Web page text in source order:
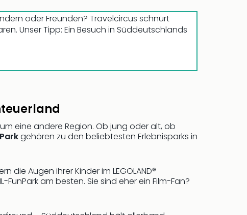
oder Freunden? Travelcircus schnürt
Unser Tipp: Ein Besuch in Süddeutschlands
eine andere Region. Ob jung oder alt, ob
gehören zu den beliebtesten Erlebnisparks in
die Augen ihrer Kinder im LEGOLAND®
am besten. Sie sind eher ein Film-Fan?